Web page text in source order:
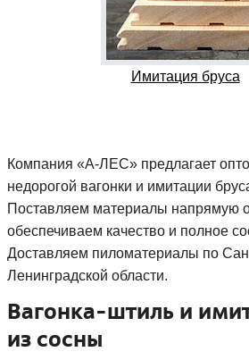
Имитация бруса
Компания «А-ЛЕС» предлагает
недорогой вагонки и имитации
Поставляем материалы напрямую
обеспечиваем качество и полное
Доставляем пиломатериалы по
Ленинградской области.
Вагонка-штиль и
из сосны